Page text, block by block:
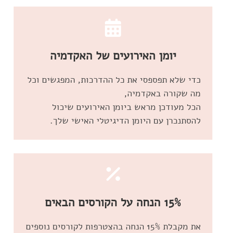
יומן האירועים של האקדמיה
כדי שלא תפספסי את כל ההדרכות, המפגשים וכל
הכל מעודכן מראש ביומן האירועים שיכול
להסתנכרן עם היומן הדיגיטלי האישי שלך.
15% הנחה על הקורסים הבאים
את מקבלת 15% הנחה בהצטרפות לקורסים נוספים